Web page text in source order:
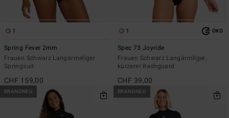
1
Spring Fever 2mm
Frauen Schwarz Langärmeliger
Springsuit
CHF 159,00
1 ÖKO
Spec 73 Joyride
Frauen Schwarz Langärmliger,
kürzerer Rashguard
CHF 39,00
BRANDNEU BRANDNEU